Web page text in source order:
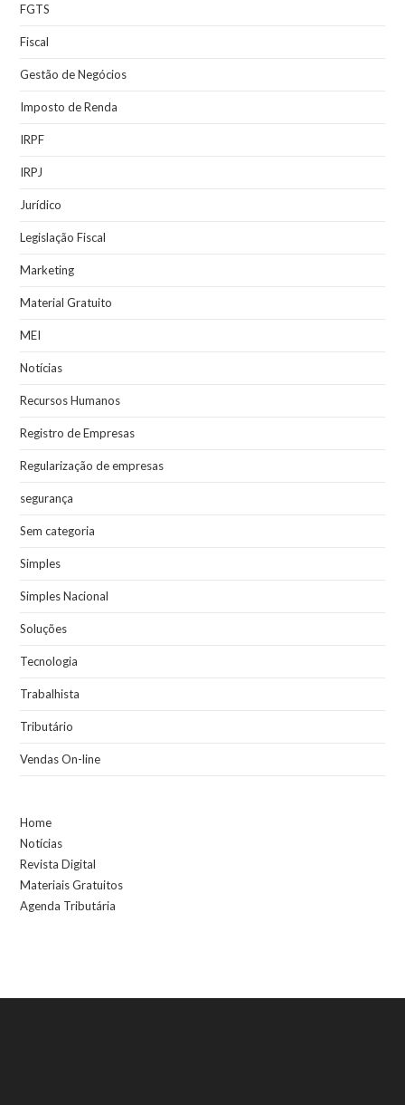
FGTS
Fiscal
Gestão de Negócios
Imposto de Renda
IRPF
IRPJ
Jurídico
Legislação Fiscal
Marketing
Material Gratuito
MEI
Notícias
Recursos Humanos
Registro de Empresas
Regularização de empresas
segurança
Sem categoria
Simples
Simples Nacional
Soluções
Tecnologia
Trabalhista
Tributário
Vendas On-line
Home
Notícias
Revista Digital
Materiais Gratuitos
Agenda Tributária